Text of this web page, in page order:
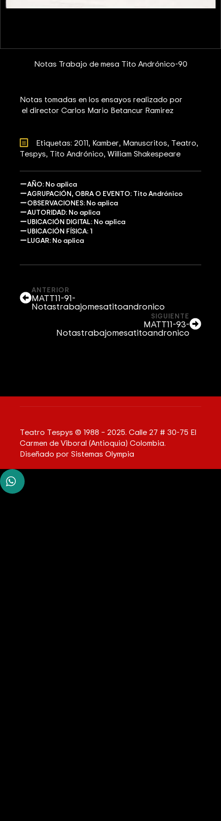
Notas Trabajo de mesa Tito Andrónico-90
Notas tomadas en los ensayos realizado por
el director Carlos Mario Betancur Ramirez
Etiquetas: 2011 Kamber Manuscritos Teatro
Tespys Tito Andrónico William Shakespeare
AÑO: No aplica
AGRUPACIÓN, OBRA O EVENTO: Tito Andrónico
OBSERVACIONES: No aplica
AUTORIDAD: No aplica
UBICACIÓN DIGITAL: No aplica
UBICACIÓN FÍSICA: 1
LUGAR: No aplica
ANTERIOR
MATT11-91-
Notastrabajomesatitoandronico
SIGUIENTE
MATT11-93-
Notastrabajomesatitoandronico
Teatro Tespys © 1988 – 2025. Calle 27 # 30-75 El
Carmen de Viboral (Antioquia) Colombia.
Diseñado por Sistemas Olympia